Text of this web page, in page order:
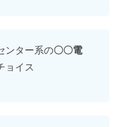
ンター系の〇〇電
ョイス